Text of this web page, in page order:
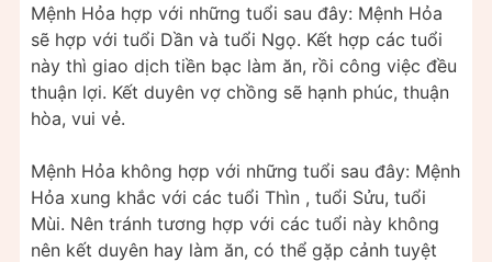
Mệnh Hỏa hợp với những tuổi sau đây: Mệnh Hỏa
sẽ hợp với tuổi Dần và tuổi Ngọ. Kết hợp các tuổi
này thì giao dịch tiền bạc làm ăn, rồi công việc đều
thuận lợi. Kết duyên vợ chồng sẽ hạnh phúc, thuận
hòa, vui vẻ.
Mệnh Hỏa không hợp với những tuổi sau đây: Mệnh
Hỏa xung khắc với các tuổi Thìn , tuổi Sửu, tuổi
Mùi. Nên tránh tương hợp với các tuổi này không
nên kết duyên hay làm ăn, có thể gặp cảnh tuyệt